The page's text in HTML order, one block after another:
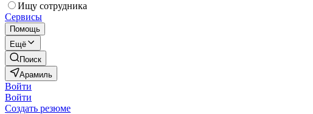
Ищу сотрудника
Сервисы
Помощь
Ещё
Поиск
Арамиль
Войти
Войти
Создать резюме